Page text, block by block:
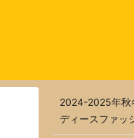
2024-2025年秋
ディースファッ